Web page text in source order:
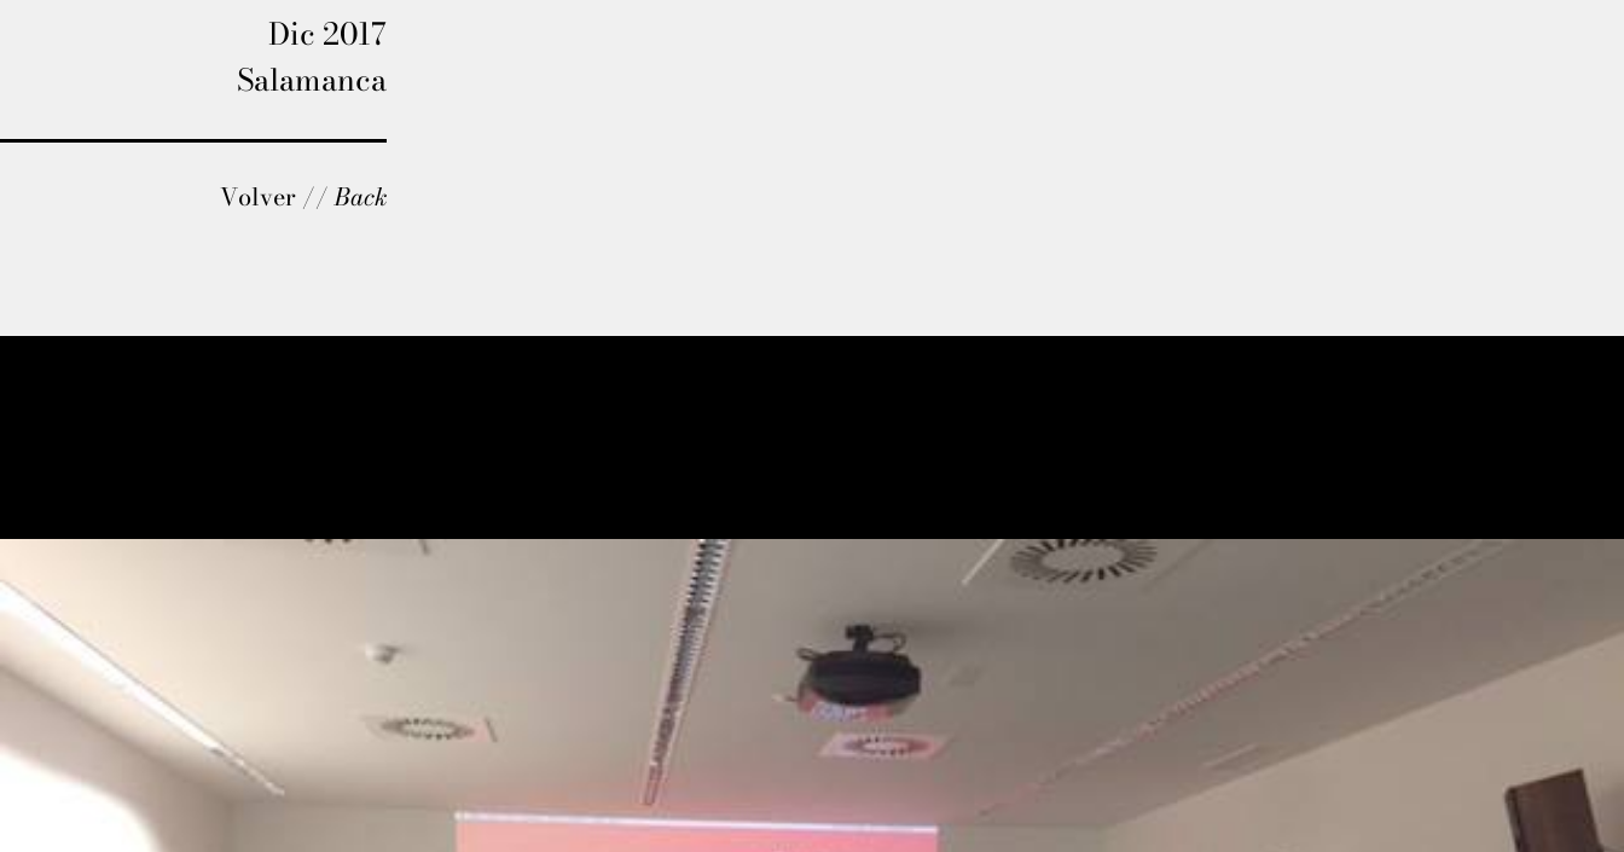
Dic 2017
Salamanca
Volver //Back